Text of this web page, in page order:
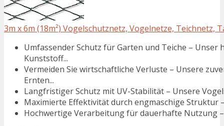
3m x 6m (18m²) Vogelschutznetz, Vogelnetze, Teichnetz,
Umfassender Schutz für Garten und Teiche –
Kunststoff...
Vermeiden Sie wirtschaftliche Verluste – Unsere
Ernten...
Langfristiger Schutz mit UV-Stabilität – Unsere
Maximierte Effektivität durch engmaschige Struktur
Hochwertige Verarbeitung für dauerhafte Nutzung